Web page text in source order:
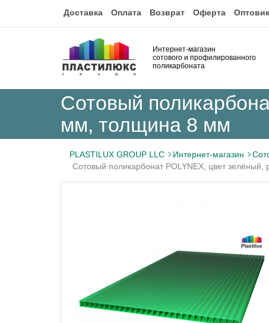
Доставка Оплата Возврат Оферта
Интернет-магазин
сотового и профилированного
поликарбоната
Сотовый
мм, толщина 8 мм
PLASTILUX GROUP LLC Интернет-магазин
Сотовый поликарбонат POLYNEX, цвет